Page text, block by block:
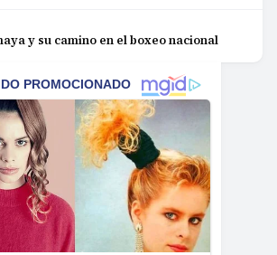
y su camino en el boxeo nacional